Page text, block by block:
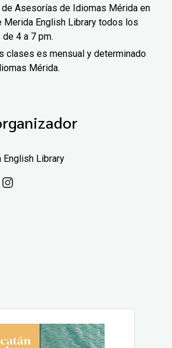
Asesorías de Idiomas Mérida en
Merida English Library todos los
4 a 7 pm.
clases es mensual y determinado
Mérida.
English Library